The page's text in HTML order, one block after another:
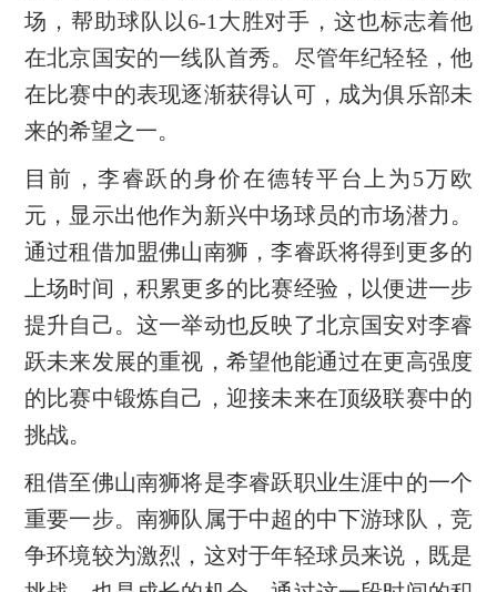
场，帮助球队以6-1大胜对手，这也标志着他
在北京国安的一线队首秀。尽管年纪轻轻，他
在比赛中的表现逐渐获得认可，成为俱乐部未
来的希望之一。
目前，李睿跃的身价在德转平台上为5万欧
元，显示出他作为新兴中场球员的市场潜力。
通过租借加盟佛山南狮，李睿跃将得到更多的
上场时间，积累更多的比赛经验，以便进一步
提升自己。这一举动也反映了北京国安对李睿
跃未来发展的重视，希望他能通过在更高强度
的比赛中锻炼自己，迎接未来在顶级联赛中的
挑战。
租借至佛山南狮将是李睿跃职业生涯中的一个
重要一步。南狮队属于中超的中下游球队，竞
争环境较为激烈，这对于年轻球员来说，既是